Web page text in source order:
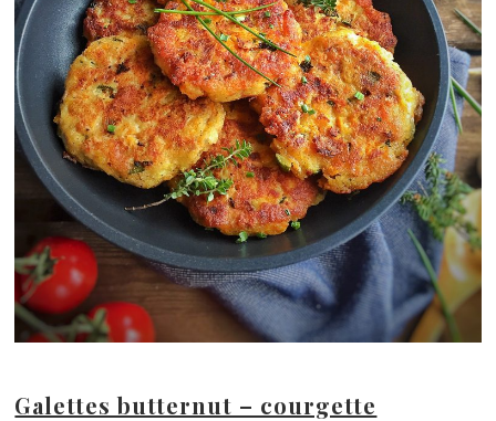
Galettes butternut – courgette